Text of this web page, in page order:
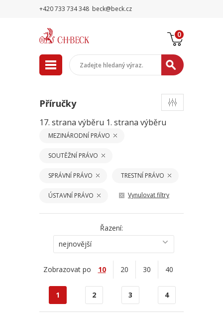
+420 733 734 348 beck@beck.cz
0
Příručky
17. strana výběru 1. strana výběru
MEZINÁRODNÍ PRÁVO
SOUTĚŽNÍ PRÁVO
SPRÁVNÍ PRÁVO TRESTNÍ PRÁVO
ÚSTAVNÍ PRÁVO Vynulovat filtry
Řazení:
nejnovější
Zobrazovat po 10 20 30 40
1 2 3 4